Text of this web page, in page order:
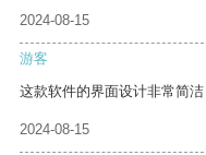
2024-08-15
游客
这款软件的界面设计非常简洁
2024-08-15